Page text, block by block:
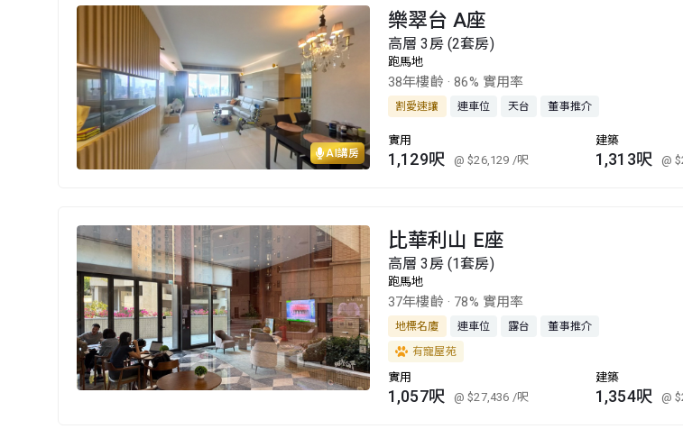
AI講房
樂翠台 A座
高層 3房 (2套房)
跑馬地
38年樓齡 ·86% 實用率
割愛速讓 連車位 天台 董事推介
實用
1,129呎 @ $26,129 /呎
建築
1,313呎 @
比華利山 E座
高層 3房 (1套房)
跑馬地
37年樓齡 · 78% 實用率
地標名廈 連車位 露台
董事推介
有寵屋苑
實用
1,057呎 @ $27,436 /呎
建築
1,354呎 @